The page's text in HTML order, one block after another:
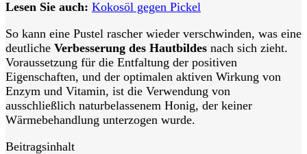
Lesen Sie auch: Kokosöl gegen Pickel
So kann eine Pustel rascher wieder verschwinden, was eine
deutliche Verbesserung des Hautbildes nach sich zieht.
Voraussetzung für die Entfaltung der positiven
Eigenschaften, und der optimalen aktiven Wirkung von
Enzym und Vitamin, ist die Verwendung von
ausschließlich naturbelassenem Honig, der keiner
Wärmebehandlung unterzogen wurde.
Beitragsinhalt